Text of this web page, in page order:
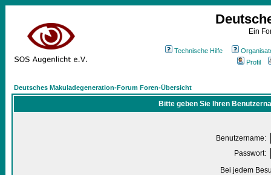
Ein
Technische Hilfe
Profil
Deutsches Makuladegeneration-Forum Foren-Übersicht
Bitte geben Sie Ihren
Benutzername:
Passwort:
Bei jedem